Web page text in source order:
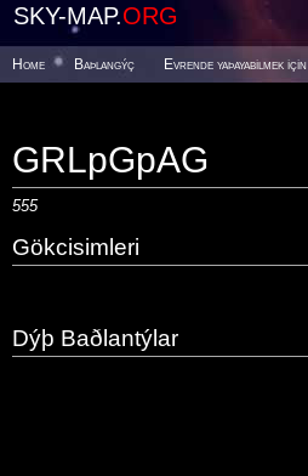
SKY-MAP.ORG
Home Baþlangýç Evrende yaþayabilmek için
GRLpGpAG
555
Gökcisimleri
Dýþ Baðlantýlar